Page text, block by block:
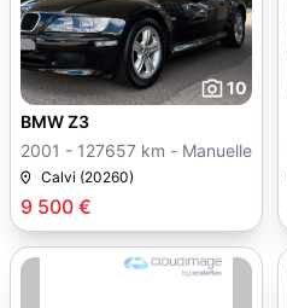
10
9 500 €
BMW Z3
2001 - 127657 km - Manuelle
Calvi (20260)